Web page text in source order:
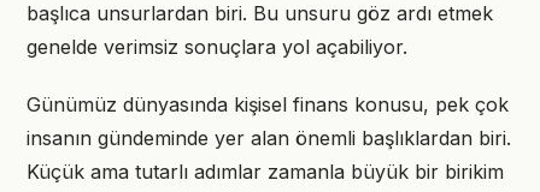
başlıca unsurlardan biri. Bu unsuru göz ardı etmek
genelde verimsiz sonuçlara yol açabiliyor.
Günümüz dünyasında kişisel finans konusu, pek çok
insanın gündeminde yer alan önemli başlıklardan biri.
Küçük ama tutarlı adımlar zamanla büyük bir birikim